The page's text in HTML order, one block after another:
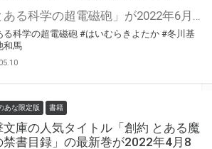
る科学の超電磁砲 #はいむらきよたか #冬川基
和馬
あな限定版 書籍
文庫の人気タイトル「創約 とある魔
禁書目録」の最新巻が2022年4月8